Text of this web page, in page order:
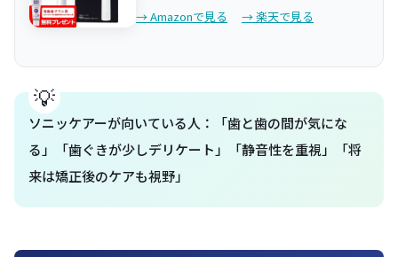
→ Amazonで見る → 楽天で見る
ソニッケアーが向いている人：「歯と歯の間が気にな
る」「歯ぐきが少しデリケート」「静音性を重視」「将
来は矯正後のケアも視野」